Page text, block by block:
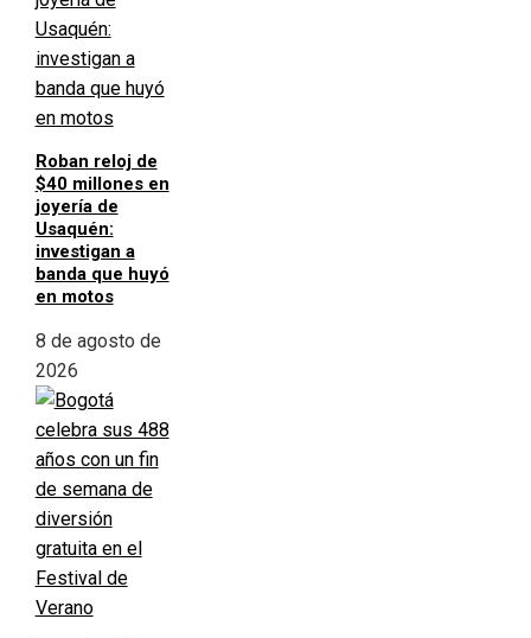
Roban reloj de
$40 millones en
joyería de
Usaquén:
investigan a
banda que huyó
en motos
8 de agosto de
2026